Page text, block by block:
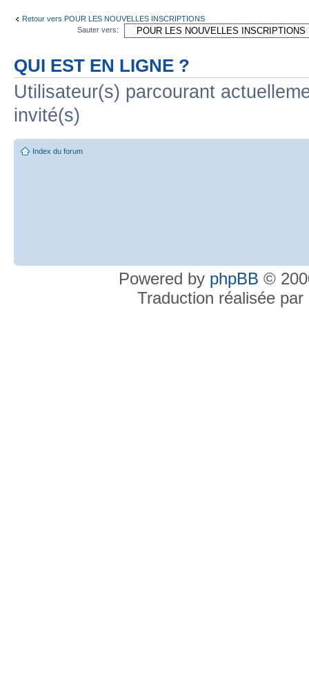
Retour vers POUR LES NOUVELLES INSCRIPTIONS
Sauter vers:
QUI EST EN LIGNE ?
Utilisateur(s) parcourant
invité(s)
Index du forum
Powered by phpBB ©
Traduction réalisée par